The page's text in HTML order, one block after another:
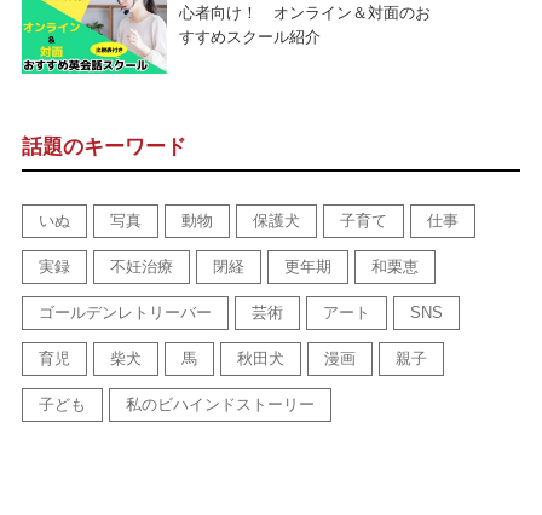
心者向け！ オンライン＆対面のお
すすめスクール紹介
話題のキーワード
いぬ 写真 動物 保護犬 子育て 仕事
実録 不妊治療 閉経 更年期 和栗恵
ゴールデンレトリーバー 芸術 アート SNS
育児 柴犬 馬 秋田犬 漫画 親子
子ども 私のビハインドストーリー